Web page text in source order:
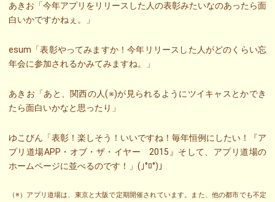
あきお「今年アプリをリリースした人の表彰みたいなのあったら面
白いかですかねぇ。」
esum「表彰やってみますか！今年リリースした人がどのくらい忘
年会に参加されるかみてみますね。」
あきお「あと、関西の人(※)が見られるようにツイキャスとかでき
たら面白いかなと思ったり」
ゆこびん「表彰！楽しそう！いいですね！毎年恒例にしたい！『ア
プリ道場APP・オブ・ザ・イヤー 2015』そして、アプリ道場の
ホームページに並べるのです！」(｣°ﾛ°)｣
（※）アプリ道場は、東京と大阪で定期開催されています。また、他の都市でも不定